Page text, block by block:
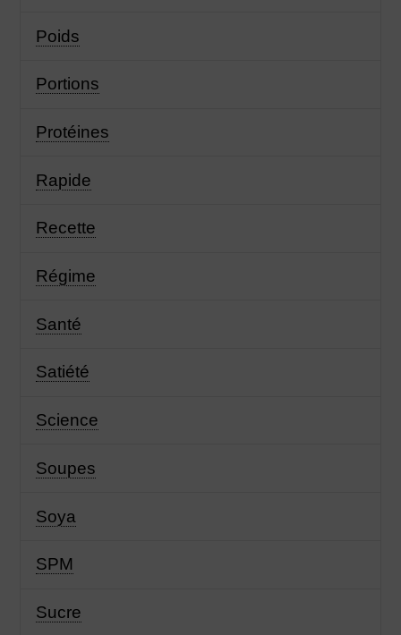
Poids
Portions
Protéines
Rapide
Recette
Régime
Santé
Satiété
Science
Soupes
Soya
SPM
Sucre